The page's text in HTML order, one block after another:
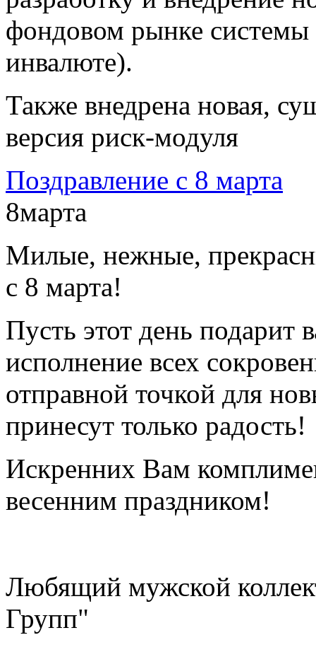
фондовом рынке
инвалюте).
Также внедрена новая,
версия риск-модуля
Поздравление с 8 марта
8марта
Милые, нежные,
с 8 марта!
Пусть этот день подарит
исполнение всех
отправной точкой для
принесут только радость!
Искренних Вам
весенним праздником!
Любящий мужской
Групп"